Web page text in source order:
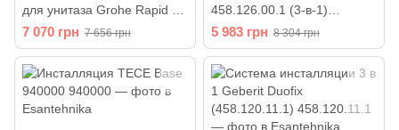
для унитаза Grohe Rapid SL
(38528001)
7 070 грн 7 656 грн
458.126.00.1 (3-в-1)
комплект (без клавиши)
458.126.00.1
5 983 грн 8 304 грн